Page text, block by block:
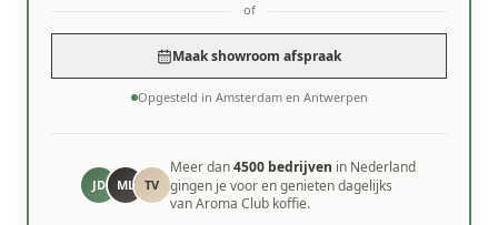
of
Maak showroom afspraak
Opgesteld in Amsterdam en Antwerpen
JD ML TV
Meer dan4500 bedrijven in Nederland
gingen je voor en genieten dagelijks
van Aroma Club koffie.